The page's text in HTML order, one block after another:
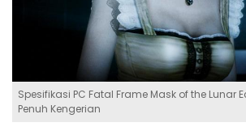
Spesifikasi PC Fatal Frame Mask of the Lunar
Penuh Kengerian